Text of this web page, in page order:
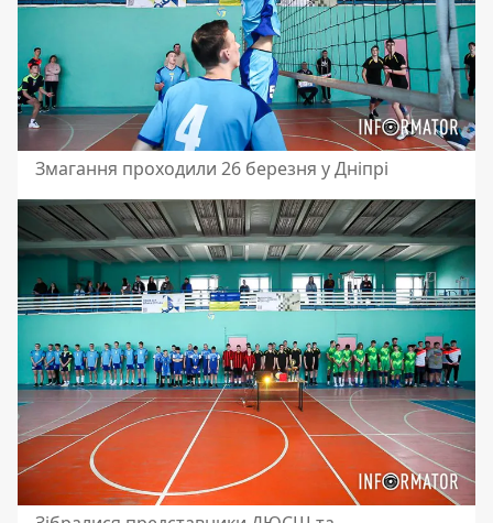
Змагання проходили 26 березня у Дніпрі